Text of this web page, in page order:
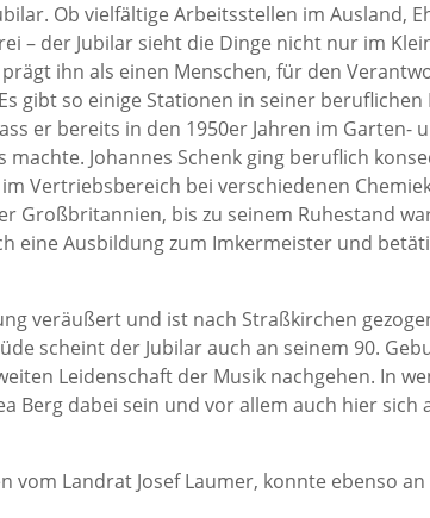
Ob vielfältige Arbeitsstellen im Ausland,
– der Jubilar sieht die Dinge nicht nur im
ihn als einen Menschen, für den
gibt so einige Stationen in seiner beruflichen
er bereits in den 1950er Jahren im Garten-
Johannes Schenk ging beruflich
Vertriebsbereich bei verschiedenen
Großbritannien, bis zu seinem Ruhestand
eine Ausbildung zum Imkermeister und
veräußert und ist nach Straßkirchen
scheint der Jubilar auch an seinem 90.
Leidenschaft der Musik nachgehen. In
Berg dabei sein und vor allem auch hier sich
vom Landrat Josef Laumer, konnte ebenso an